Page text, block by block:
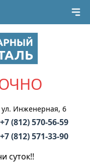
ул. Инженерная, 6
+7 (812) 570-56-59
+7 (812) 571-33-90
суток!!